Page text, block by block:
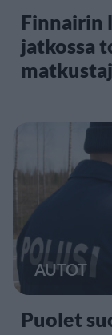
Finnairin
jatkossa
AUTOT
Puolet